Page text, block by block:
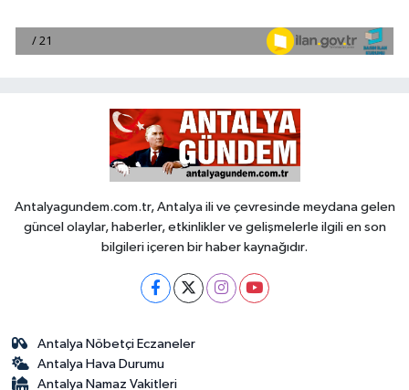
Antalyagundem.com.tr, Antalya ili ve çevresinde meydana gelen
güncel olaylar, haberler, etkinlikler ve gelişmelerle ilgili en son
bilgileri içeren bir haber kaynağıdır.
Antalya Nöbetçi Eczaneler
Antalya Hava Durumu
Antalya Namaz Vakitleri